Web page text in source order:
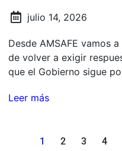
julio 14, 2026
Desde AMSAFE vamos
de volver a exigir
que el Gobierno sigue
Leer más
1 2 3 4